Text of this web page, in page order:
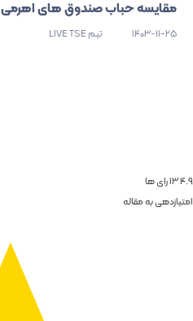
مقایسه حباب صندوق های اهرمی
1403-11-25 تیم LIVE TSE
4.9
13رای ها
امتیازدهی به مقاله